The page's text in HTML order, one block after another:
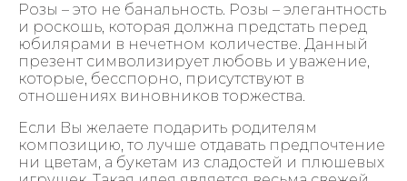
Розы – это не банальность. Розы – элегантность
и роскошь, которая должна предстать перед
юбилярами в нечетном количестве. Данный
презент символизирует любовь и уважение,
которые, бесспорно, присутствуют в
отношениях виновников торжества.
Если Вы желаете подарить родителям
композицию, то лучше отдавать предпочтение
ни цветам, а букетам из сладостей и плюшевых